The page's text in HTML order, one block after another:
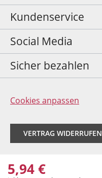
5,94 €
Kundenservice
Social Media
Sicher bezahlen
Cookies anpassen
VERTRAG WIDERRUFEN